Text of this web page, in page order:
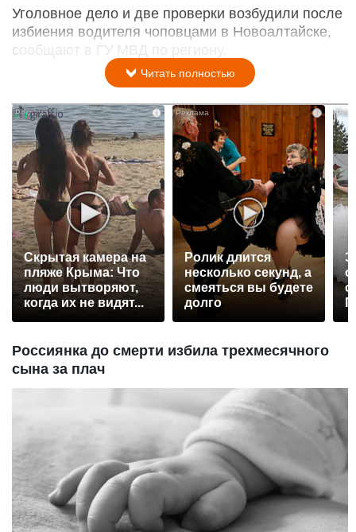
Уголовное дело и две проверки возбудили после
избиения водителя чоповцами в Новоалтайске,
сообщают в ГУ МВД по региону.
Читать полностью
i
Скрытая камера на
пляже Крыма: Что
люди вытворяют,
когда их не видят...
Ролик длится
несколько секунд, а
смеяться вы будете
долго
Россиянка до смерти избила трехмесячного
сына за плач